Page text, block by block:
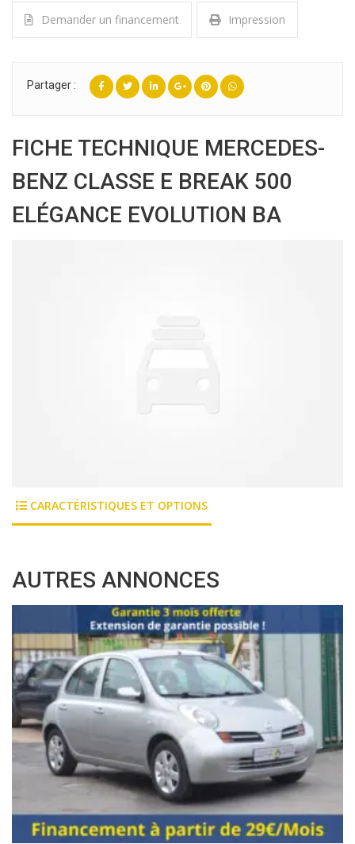
Demander un financement Impression
Partager :
FICHE TECHNIQUE MERCEDES-
BENZ CLASSE E BREAK 500
ELÉGANCE EVOLUTION BA
CARACTÉRISTIQUES ET OPTIONS
AUTRES ANNONCES